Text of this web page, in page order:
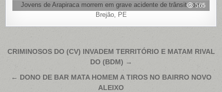
565
Jovens de Arapiraca morrem em grave acidente de trânsito em
Brejão, PE
Navegação
Post
CRIMINOSOS DO (CV) INVADEM TERRITÓRIO E MATAM RIVAL
DO (BDM) →
← DONO DE BAR MATA HOMEM A TIROS NO BAIRRO NOVO
ALEIXO